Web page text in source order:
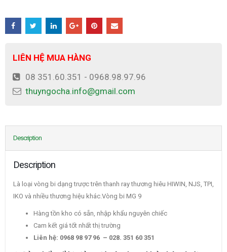
LIÊN HỆ MUA HÀNG
08 351.60.351 - 0968.98.97.96
thuyngocha.info@gmail.com
Description
Description
Là loại vòng bi dạng trược trên thanh ray thương hiêu HIWIN, NJS, TPI,
IKO và nhiều thương hiệu khác.Vòng bi MG 9
Hàng tồn kho có sẵn, nhập khẩu nguyên chiếc
Cam kết giá tốt nhất thị trường
Liên hệ: 0968 98 97 96 – 028. 351 60 351